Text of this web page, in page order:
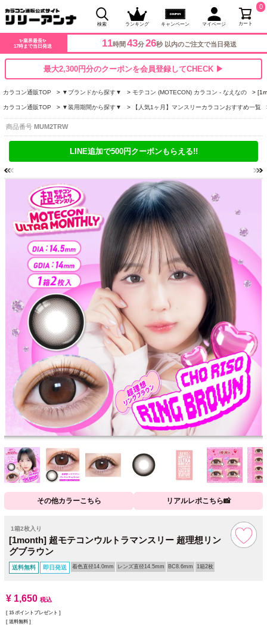
検索 ランキング キャンペーン マイページ カート
0
✨業界最長✨
17時まで当日発送
11時間 43分25秒 以内のご注文で当日発送
最大2,300円分のクーポンを会員登録してCHECK ▶
カラコン通販TOP ▼ブランドから探す▼ モテコン (MOTECON) カラコン - なえなの
カラコン通販TOP ▼装用期間から探す▼ 【人気1ヶ月】マンスリーカラコンおすすめ一覧
商品番号 MUM2TRW
LINE追加で500円クーポンもらえる!!
その他カラーこちら リアルレポこちら📸
1箱2枚入り
[1month] 超モテコンウルトラマンスリー 超理想リン
グブラウン
送料無料 即日発送 着色直径14.0mm レンズ直径14.5mm BC8.6mm 1箱2枚
¥ 1,650 税込
[ 15 ポイントプレゼント ]
送料無料